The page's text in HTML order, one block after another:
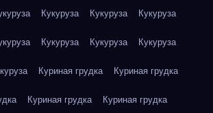
Кукуруза Кукуруза Кукуруза
Кукуруза Кукуруза Кукуруза
Куриная грудка Куриная грудка
Куриная грудка Куриная грудка